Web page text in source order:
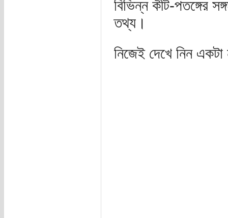
বিভিন্ন কীট-পতঙ্গের
তথ্য।
নিজেই দেখে নিন একটা